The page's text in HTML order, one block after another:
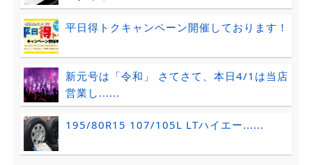
平日得トクキャンペーン開催しております！
新元号は「令和」 さてさて、本日4/1は当店
営業し......
195/80R15 107/105L LTハイエー......